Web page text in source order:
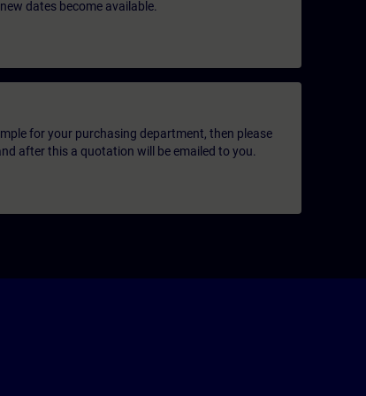
dates become available.
for your purchasing department, then please
after this a quotation will be emailed to you.